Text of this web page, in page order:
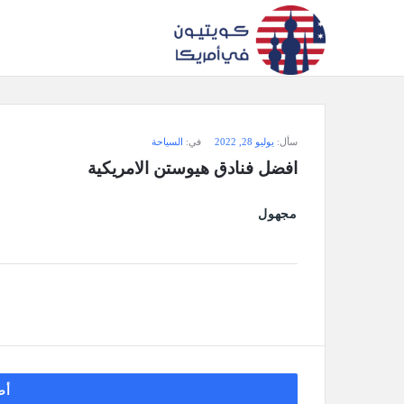
وجواب
أمريكا
سأل: يوليو 28, 2022 في: السياحة
افضل فنادق هيوستن الامريكية
مجهول